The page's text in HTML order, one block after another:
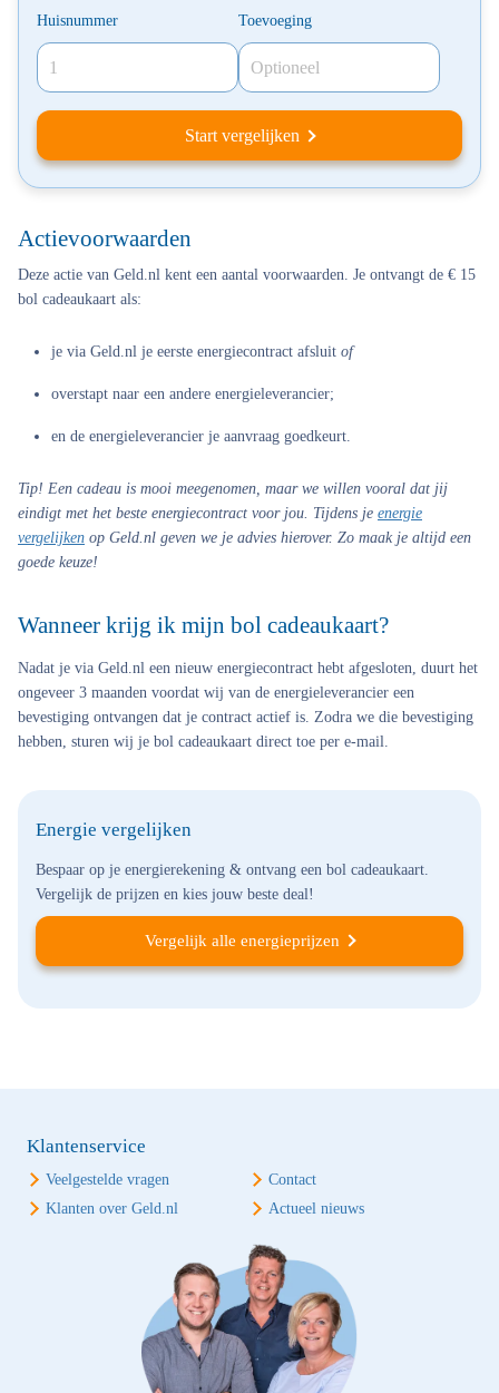
Huisnummer Toevoeging
Start vergelijken
Actievoorwaarden
Deze actie van Geld.nl kent een aantal voorwaarden. Je ontvangt de € 15
bol cadeaukaart als:
je via Geld.nl je eerste energiecontract afsluit of
overstapt naar een andere energieleverancier;
en de energieleverancier je aanvraag goedkeurt.
Tip! Een cadeau is mooi meegenomen, maar we willen vooral dat jij
eindigt met het beste energiecontract voor jou. Tijdens je energie
vergelijken op Geld.nl geven we je advies hierover. Zo maak je altijd een
goede keuze!
Wanneer krijg ik mijn bol cadeaukaart?
Nadat je via Geld.nl een nieuw energiecontract hebt afgesloten, duurt het
ongeveer 3 maanden voordat wij van de energieleverancier een
bevestiging ontvangen dat je contract actief is. Zodra we die bevestiging
hebben, sturen wij je bol cadeaukaart direct toe per e-mail.
Energie vergelijken
Bespaar op je energierekening & ontvang een bol cadeaukaart.
Vergelijk de prijzen en kies jouw beste deal!
Vergelijk alle energieprijzen
Klantenservice
Veelgestelde vragen
Contact
Klanten over Geld.nl
Actueel nieuws